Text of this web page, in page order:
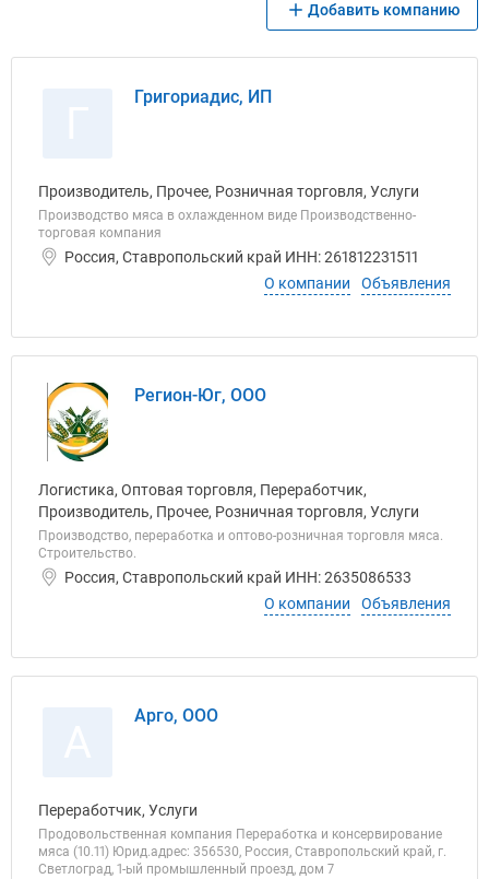
Добавить компанию
Григориадис, ИП
Производитель, Прочее, Розничная торговля, Услуги
Производство мяса в охлажденном виде Производственно-
торговая компания
Россия, Ставропольский край ИНН: 261812231511
О компании
Объявления
Регион-Юг, ООО
Логистика, Оптовая торговля, Переработчик,
Производитель, Прочее, Розничная торговля, Услуги
Производство, переработка и оптово-розничная торговля мяса.
Строительство.
Россия, Ставропольский край ИНН: 2635086533
О компании
Объявления
Арго, ООО
Переработчик, Услуги
Продовольственная компания Переработка и консервирование
мяса (10.11) Юрид.адрес: 356530, Россия, Ставропольский край, г.
Светлоград, 1-ый промышленный проезд, дом 7